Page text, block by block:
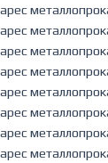
арес
арес
арес
арес
арес
арес
арес
арес